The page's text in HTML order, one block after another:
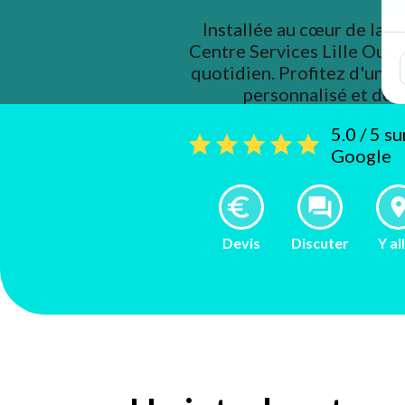
Installée au cœur de la
Centre Services Lille
quotidien. Profitez d'un
personnalisé et de
5.0 / 5
Google
Devis Discuter Y